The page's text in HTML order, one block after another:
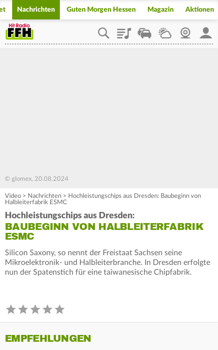
Nachrichten Guten Morgen Hessen Magazin Aktionen
PlaylistStaupilotWetterWebcam
© glomex, 20.08.2024
Video > Nachrichten > Hochleistungschips aus Dresden: Baubeginn von
Halbleiterfabrik ESMC
Hochleistungschips aus Dresden:
BAUBEGINN VON HALBLEITERFABRIK
ESMC
Silicon Saxony, so nennt der Freistaat Sachsen seine
Mikroelektronik- und Halbleiterbranche. In Dresden erfolgte
nun der Spatenstich für eine taiwanesische Chipfabrik.
EMPFEHLUNGEN